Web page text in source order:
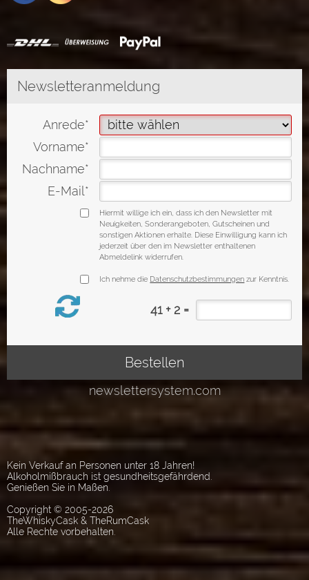
Kein Verkauf an Personen unter 18 Jahren!
Alkoholmißbrauch ist gesundheitsgefährdend.
Genießen Sie in Maßen.
Copyright © 2005-2026
TheWhiskyCask & TheRumCask
Alle Rechte vorbehalten.